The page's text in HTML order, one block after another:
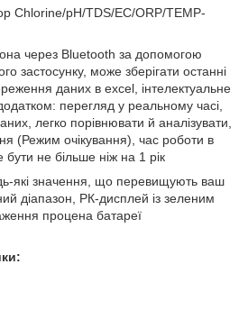
Chlorine/pH/TDS/EC/ORP/TEMP-
через Bluetooth за допомогою
застосунку, може зберігати останні
даних в excel, інтелектуальне
перегляд у реальному часі,
легко порівнювати й аналізувати,
(Режим очікування), час роботи в
не більше ніж на 1 рік
які значення, що перевищують ваш
діапазон, РК-дисплей із зеленим
процена батареї